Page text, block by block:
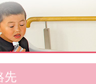
先